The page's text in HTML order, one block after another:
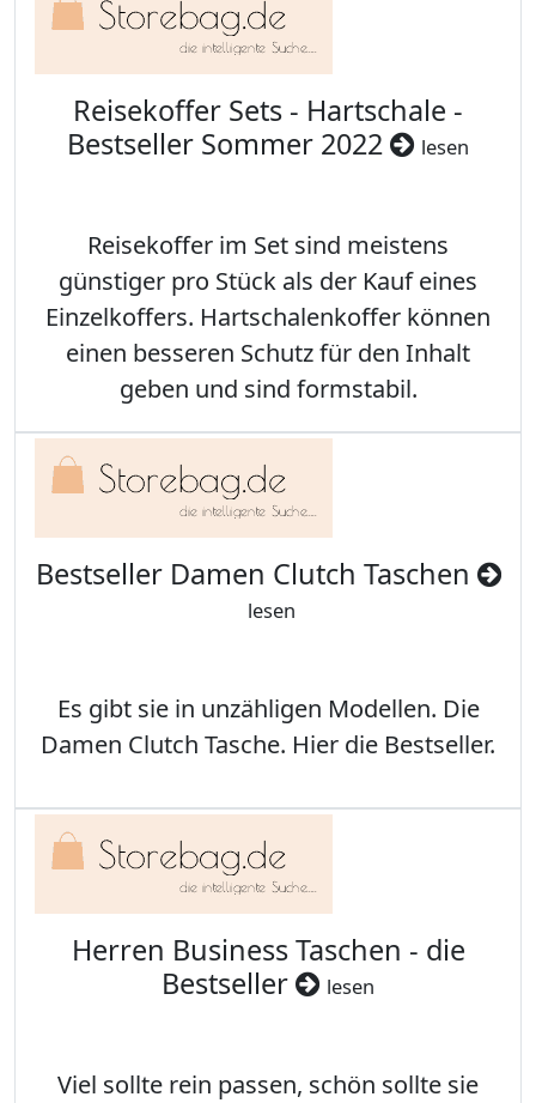
Reisekoffer Sets - Hartschale -
Bestseller Sommer 2022
lesen
Reisekoffer im Set sind meistens
günstiger pro Stück als der Kauf eines
Einzelkoffers. Hartschalenkoffer können
einen besseren Schutz für den Inhalt
geben und sind formstabil.
Bestseller Damen Clutch Taschen
lesen
Es gibt sie in unzähligen Modellen. Die
Damen Clutch Tasche. Hier die Bestseller.
Herren Business Taschen - die
Bestseller
lesen
Viel sollte rein passen, schön sollte sie